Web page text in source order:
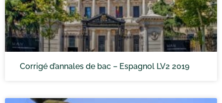
Corrigé d’annales de bac – Espagnol LV2 2019